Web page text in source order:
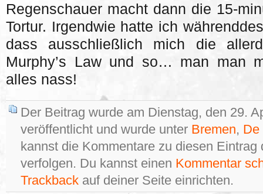
Regenschauer macht dann die 15-
Tortur. Irgendwie hatte ich
dass ausschließlich mich die
Murphy’s Law und so… man man
alles nass!
Der Beitrag wurde am Dienstag, den 29.
veröffentlicht und wurde unter Bremen, De
kannst die Kommentare zu diesen
verfolgen. Du kannst einen Kommentar
Trackback auf deiner Seite einrichten.